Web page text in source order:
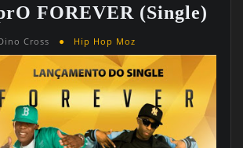
FOREVER (Single)
Cross Hip Hop Moz